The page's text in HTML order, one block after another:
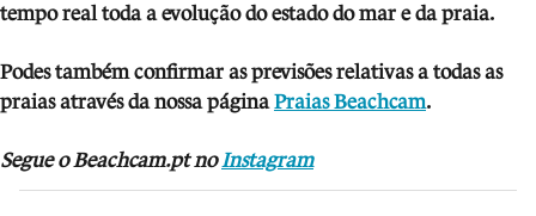
tempo real toda a evolução do estado do mar e da praia.
Podes também confirmar as previsões relativas a todas as
praias através da nossa páginaPraias Beachcam.
Segue o Beachcam.pt noInstagram